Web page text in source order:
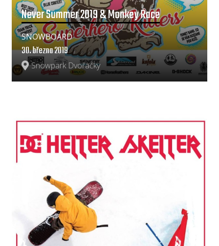
Never Summer 2019 & Monkey Race
Snowpark Dvořačky
30. března 2019
SNOWBOARD